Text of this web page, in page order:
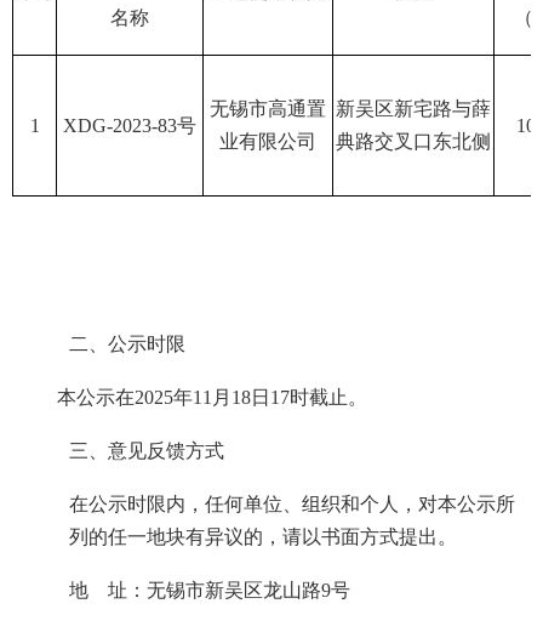
名称
1 XDG-2023-83号
无锡市高通置
业有限公司
新吴区新宅路与薛
典路交叉口东北侧
二、公示时限
本公示在2025年11 月 18日1 7时截止。
三、意见反馈方式
在公示时限内，任何单位、组织和个人，对本公示所
列的任一地块有异议的，请以书面方式提出。
地址：无锡市新吴区龙山路9号